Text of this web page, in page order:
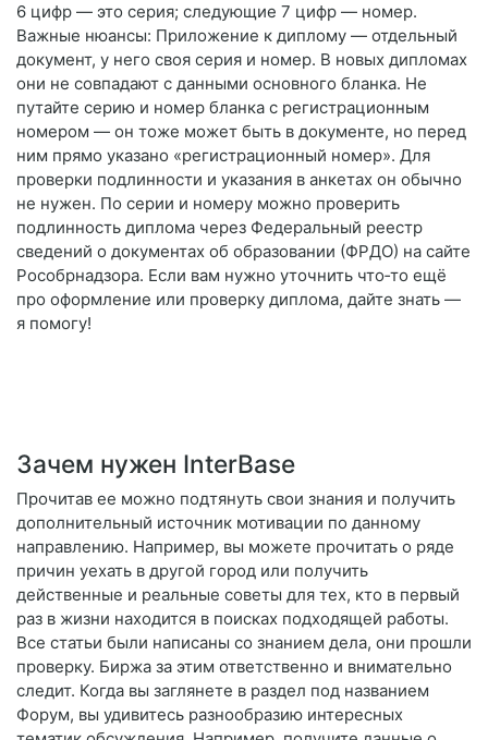
6 цифр — это серия; следующие 7 цифр — номер.
Важные нюансы: Приложение к диплому — отдельный
документ, у него своя серия и номер. В новых дипломах
они не совпадают с данными основного бланка. Не
путайте серию и номер бланка с регистрационным
номером — он тоже может быть в документе, но перед
ним прямо указано «регистрационный номер». Для
проверки подлинности и указания в анкетах он обычно
не нужен. По серии и номеру можно проверить
подлинность диплома через Федеральный реестр
сведений о документах об образовании (ФРДО) на сайте
Рособрнадзора. Если вам нужно уточнить что‑то ещё
про оформление или проверку диплома, дайте знать —
я помогу!
Зачем нужен InterBase
Прочитав ее можно подтянуть свои знания и получить
дополнительный источник мотивации по данному
направлению. Например, вы можете прочитать о ряде
причин уехать в другой город или получить
действенные и реальные советы для тех, кто в первый
раз в жизни находится в поисках подходящей работы.
Все статьи были написаны со знанием дела, они прошли
проверку. Биржа за этим ответственно и внимательно
следит. Когда вы заглянете в раздел под названием
Форум, вы удивитесь разнообразию интересных